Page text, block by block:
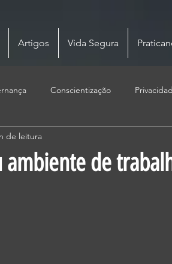
Artigos Vida Segura
Conscientização
ambiente de
de leitura